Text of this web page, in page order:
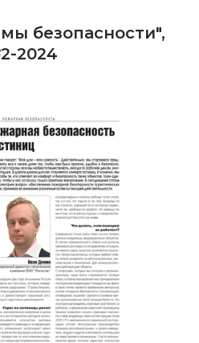
безопасности",
2024